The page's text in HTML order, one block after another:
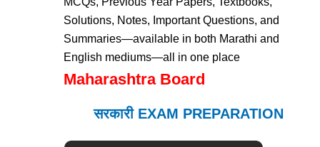
Solutions, Notes, Important Questions, and
Summaries—available in both Marathi and
English mediums—all in one place
Maharashtra Board
सरकारी EXAM PREPARATION